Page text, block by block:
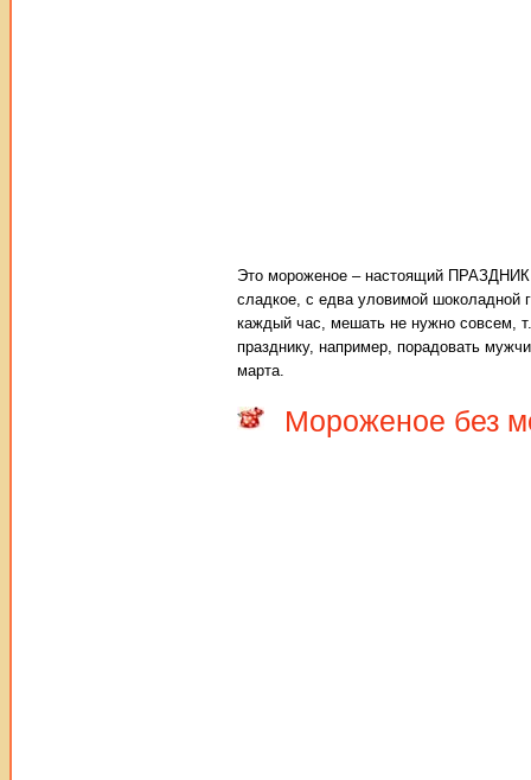
Это мороженое – настоящий
сладкое, с едва уловимой шоколадной
каждый час, мешать не нужно совсем,
празднику, например, порадовать
марта.
Мороженое без